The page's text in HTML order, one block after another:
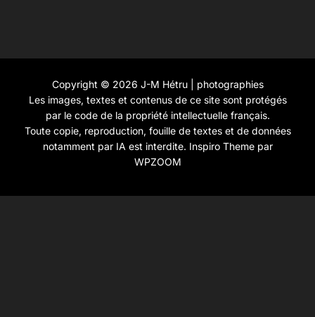
Copyright © 2026 J-M Hétru | photographies
Les images, textes et contenus de ce site sont protégés
par le code de la propriété intellectuelle français.
Toute copie, reproduction, fouille de textes et de données
notamment par IA est interdite. Inspiro Themepar
WPZOOM